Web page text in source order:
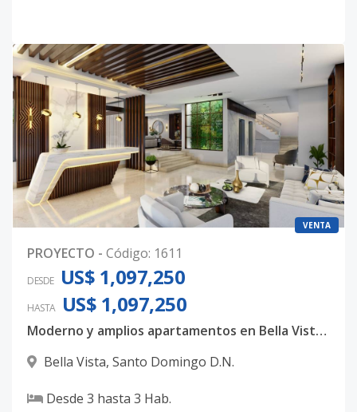
VENTA
PROYECTO - Código: 1611
DESDE US$ 1,097,250
HASTA US$ 1,097,250
Moderno y amplios apartamentos en Bella Vista, con 3 habitaciones, 3.5 baños y 4 parqueos techados
Bella Vista, Santo Domingo D.N.
Desde 3 hasta 3 Hab.